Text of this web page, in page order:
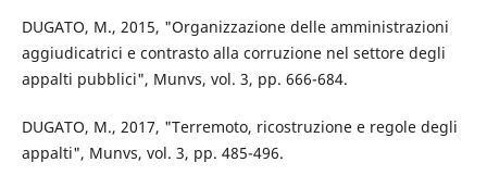
DUGATO, M., 2015, "Organizzazione delle amministrazioni
aggiudicatrici e contrasto alla corruzione nel settore degli
appalti pubblici", Munvs, vol. 3, pp. 666-684.
DUGATO, M., 2017, "Terremoto, ricostruzione e regole degli
appalti", Munvs, vol. 3, pp. 485-496.